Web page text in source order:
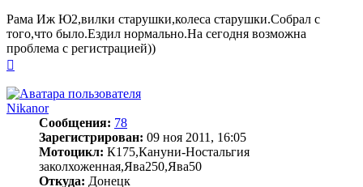
Рама Иж Ю2,вилки старушки,колеса старушки.Собрал с
того,что было.Ездил нормально.На сегодня возможна
проблема с регистрацией))
началу
Nikanor
Сообщения: 78
Зарегистрирован: 09 ноя 2011, 16:05
Мотоцикл: К175,Кануни-Ностальгия
заколхоженная,Ява250,Ява50
Откуда: Донецк